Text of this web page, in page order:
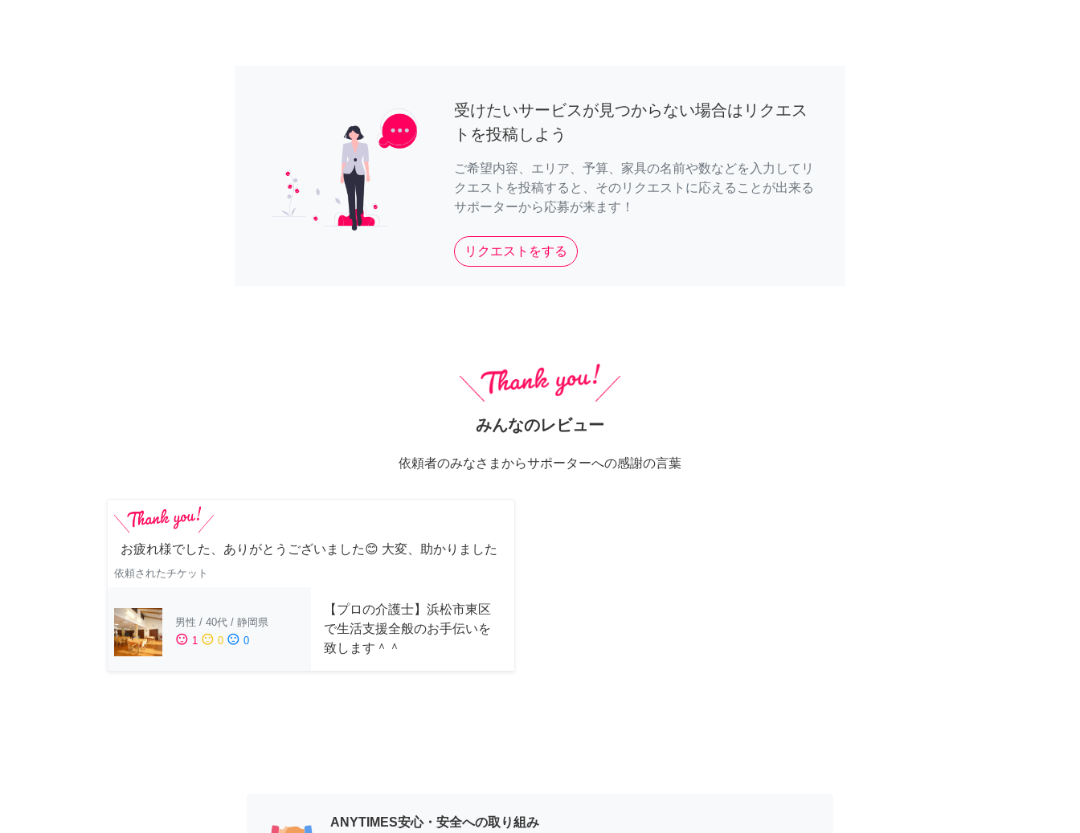
受けたいサービスが見つからない場合はリクエス
トを投稿しよう
ご希望内容、エリア、予算、家具の名前や数などを入力してリ
クエストを投稿すると、そのリクエストに応えることが出来る
サポーターから応募が来ます！
リクエストをする
みんなのレビュー
依頼者のみなさまからサポーターへの感謝の言葉
お疲れ様でした、ありがとうございました😊 大変、助かりました
依頼されたチケット
男性 / 40代 / 静岡県
sentiment_satisfied 1 sentiment_neutral 0 sentiment_dissatisfied 0
【プロの介護士】浜松市東区
で生活支援全般のお手伝いを
致します＾＾
ANYTIMES安心・安全への取り組み